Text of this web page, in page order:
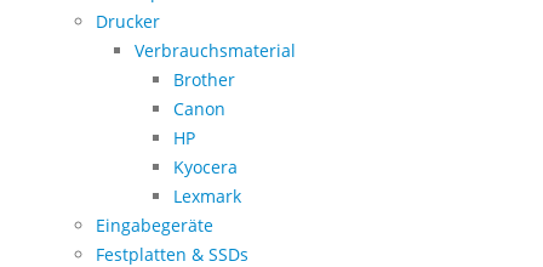
Drucker
Verbrauchsmaterial
Brother
Canon
HP
Kyocera
Lexmark
Eingabegeräte
Festplatten & SSDs